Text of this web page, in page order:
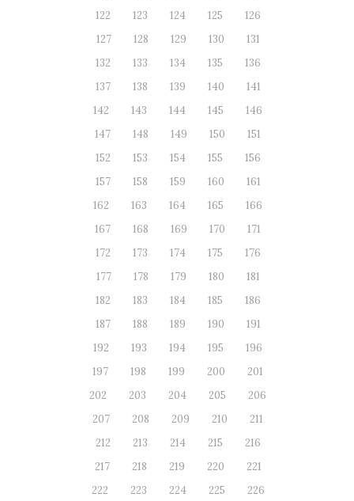
122
123 124 125
126
127
128 129 130
131
132
133 134 135
136
137
138 139 140
141
142
143 144 145
146
147
148 149 150
151
152
153 154 155
156
157
158 159 160
161
162
163 164 165
166
167
168 169 170
171
172
173 174 175
176
177
178 179 180
181
182
183 184 185
186
187
188 189 190
191
192
193 194 195
196
197
198 199 200
201
202
203 204 205
206
207
208 209 210
211
212
213 214 215
216
217
218 219 220
221
222
223 224 225
226